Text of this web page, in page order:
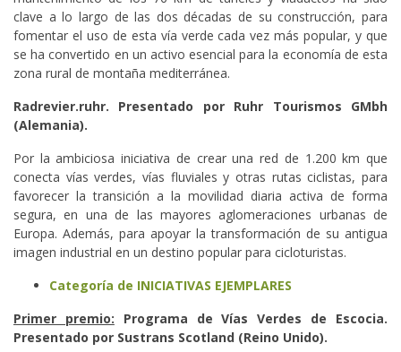
clave a lo largo de las dos décadas de su construcción, para
fomentar el uso de esta vía verde cada vez más popular, y que
se ha convertido en un activo esencial para la economía de esta
zona rural de montaña mediterránea.
Radrevier.ruhr. Presentado por Ruhr Tourismos GMbh
(Alemania).
Por la ambiciosa iniciativa de crear una red de 1.200 km que
conecta vías verdes, vías fluviales y otras rutas ciclistas, para
favorecer la transición a la movilidad diaria activa de forma
segura, en una de las mayores aglomeraciones urbanas de
Europa. Además, para apoyar la transformación de su antigua
imagen industrial en un destino popular para cicloturistas.
Categoría de INICIATIVAS EJEMPLARES
Primer premio: Programa de Vías Verdes de Escocia.
Presentado por Sustrans Scotland (Reino Unido).